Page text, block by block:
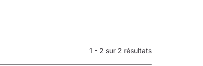
1 - 2 sur 2 résultats